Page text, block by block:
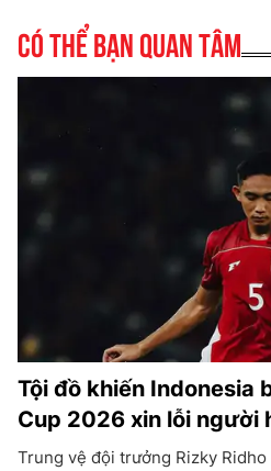
Có thể bạn quan tâm
Tội đồ khiến Indonesia
Cup 2026 xin lỗi người
Trung vệ đội trưởng Rizky